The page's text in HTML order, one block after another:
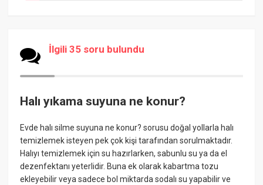
İlgili 35 soru bulundu
Halı yıkama suyuna ne konur?
Evde halı silme suyuna ne konur? sorusu doğal yollarla halı
temizlemek isteyen pek çok kişi tarafından sorulmaktadır.
Halıyı temizlemek için su hazırlarken, sabunlu su ya da el
dezenfektanı yeterlidir. Buna ek olarak kabartma tozu
ekleyebilir veya sadece bol miktarda sodalı su yapabilir ve